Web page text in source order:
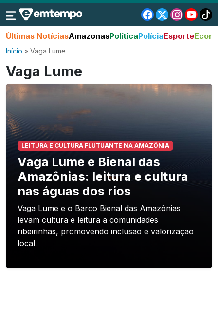
Últimas NotíciasAmazonasPolíticaPolíciaEsporte
Início » Vaga Lume
Vaga Lume
LEITURA E CULTURA FLUTUANTE NA AMAZÔNIA
Vaga Lume e Bienal das
Amazônias: leitura e cultura
nas águas dos rios
Vaga Lume e o Barco Bienal das Amazônias
levam cultura e leitura a comunidades
ribeirinhas, promovendo inclusão e valorização
local.